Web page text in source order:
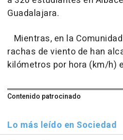
Guadalajara.
Mientras, en la
rachas de viento de han
kilómetros por hora (km/h)
Contenido patrocinado
Lo más leído en Sociedad